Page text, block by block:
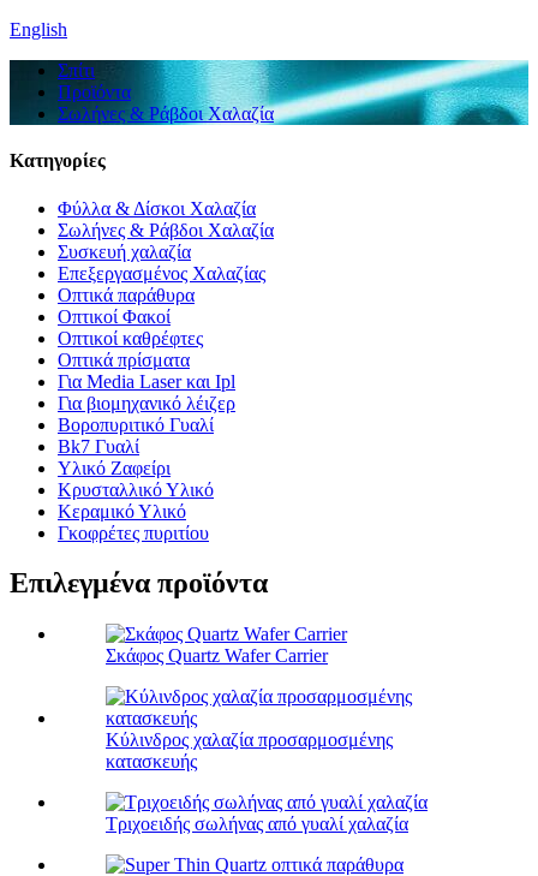
English
Σπίτι
Προϊόντα
Σωλήνες & Ράβδοι Χαλαζία
Κατηγορίες
Φύλλα & Δίσκοι Χαλαζία
Σωλήνες & Ράβδοι Χαλαζία
Συσκευή χαλαζία
Επεξεργασμένος Χαλαζίας
Οπτικά παράθυρα
Οπτικοί Φακοί
Οπτικοί καθρέφτες
Οπτικά πρίσματα
Για Media Laser και Ipl
Για βιομηχανικό λέιζερ
Βοροπυριτικό Γυαλί
Bk7 Γυαλί
Υλικό Ζαφείρι
Κρυσταλλικό Υλικό
Κεραμικό Υλικό
Γκοφρέτες πυριτίου
Επιλεγμένα προϊόντα
Σκάφος Quartz Wafer Carrier
Κύλινδρος χαλαζία προσαρμοσμένης
κατασκευής
Τριχοειδής σωλήνας από γυαλί χαλαζία